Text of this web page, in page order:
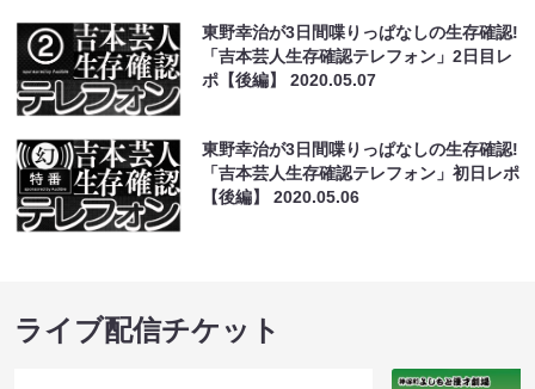
東野幸治が3日間喋りっぱなしの生存確認!
「吉本芸人生存確認テレフォン」2日目レ
ポ【後編】2020.05.07
東野幸治が3日間喋りっぱなしの生存確認!
「吉本芸人生存確認テレフォン」初日レポ
【後編】2020.05.06
ライブ配信チケット